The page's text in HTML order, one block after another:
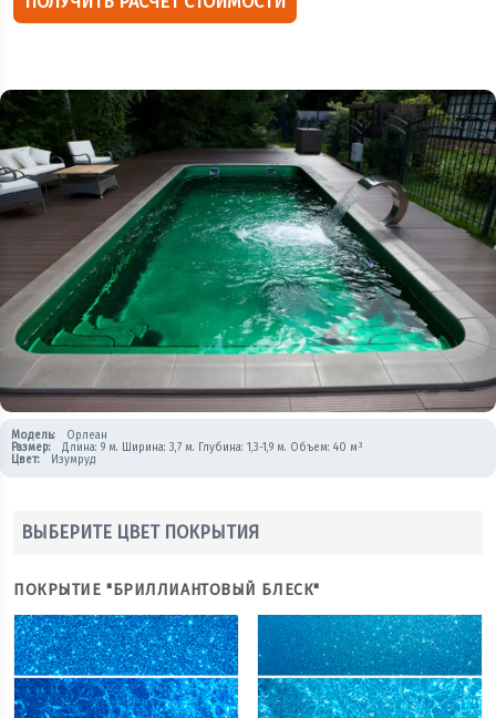
Модель:
Орлеан
Размер:
Длина: 9 м. Ширина: 3,7 м. Глубина: 1,3-1,9 м. Объем: 40 м³
Цвет:
Изумруд
ВЫБЕРИТЕ ЦВЕТ ПОКРЫТИЯ
ПОКРЫТИЕ "БРИЛЛИАНТОВЫЙ БЛЕСК"